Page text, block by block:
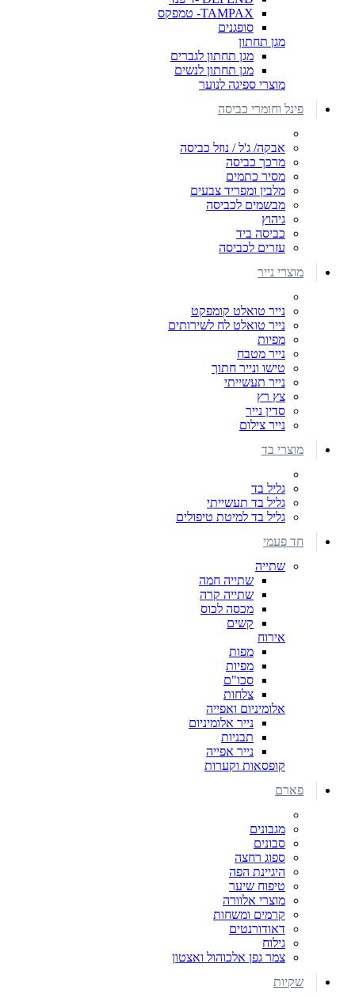
TAMPAX- טמפקס
סופגנים
מגן תחתון
מגן תחתון לגברים
מגן תחתון לנשים
מוצרי ספיגה לנוער
פינל וחומרי כביסה
אבקה/ ג'ל / נוזל כביסה
מרכך כביסה
מסיר כתמים
מלבין ומפריד צבעים
מבשמים לכביסה
גיהוץ
כביסה ביד
עזרים לכביסה
מוצרי נייר
נייר טואלט קומפקט
נייר טואלט לח לשירותים
מפיות
נייר מטבח
טישו ונייר חתוך
נייר תעשייתי
צץ רץ
סדין נייר
נייר צילום
מוצרי בד
גליל בד
גליל בד תעשייתי
גליל בד למיטת טיפולים
חד פעמי
שתייה
שתייה חמה
שתייה קרה
מכסה לכוס
קשים
אירוח
מפות
מפיות
סכו"ם
צלחות
אלומיניום ואפייה
נייר אלומיניום
תבניות
נייר אפייה
קופסאות וקערות
פארם
מגבונים
סבונים
ספוג רחצה
היגיינת הפה
טיפוח שיער
מוצרי אלוורה
קרמים ומשחות
דאודורנטים
גילוח
צמר גפן אלכוהול ואצטון
שקיות